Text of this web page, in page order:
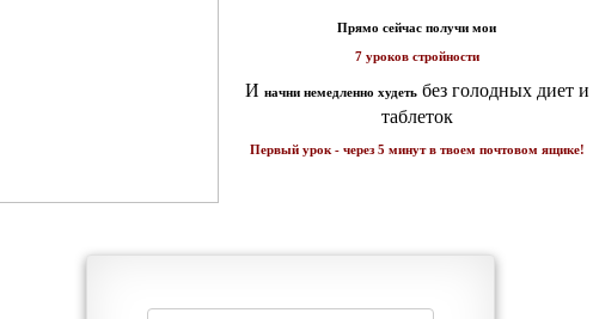
Еще рецепты
середине дня?